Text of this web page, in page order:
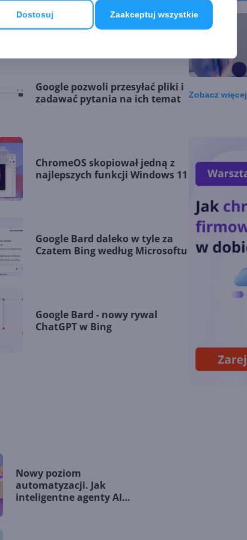
Dostosuj Zaakceptuj wszystkie
Google pozwoli przesyłać pliki i
zadawać pytania na ich temat
ChromeOS skopiował jedną z
najlepszych funkcji Windows 11
Google Bard daleko w tyle za
Czatem Bing według Microsoftu
Google Bard - nowy rywal
ChatGPT w Bing
Zobaczwięcej
Nowy poziom
automatyzacji. Jak
inteligentne agenty AI